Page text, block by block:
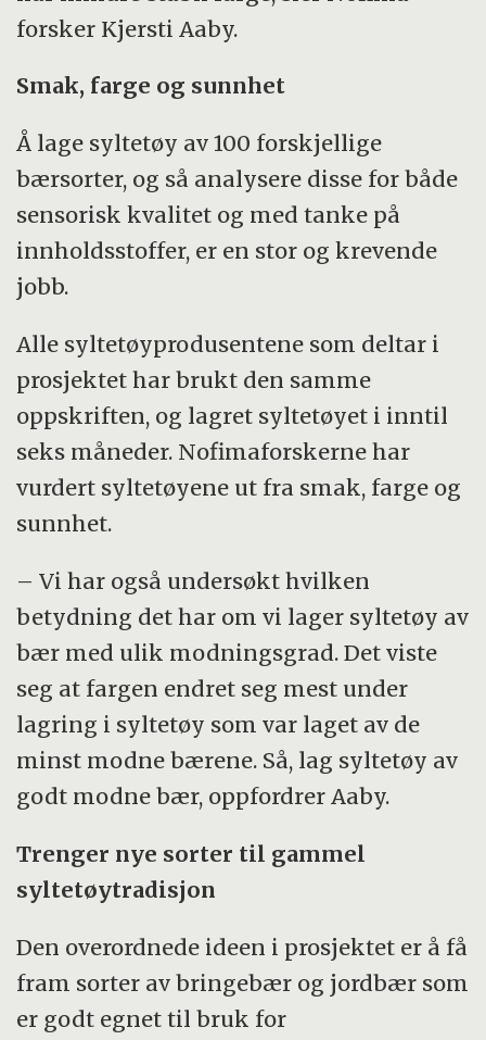
forsker Kjersti Aaby.
Smak, farge og sunnhet
Å lage syltetøy av 100 forskjellige
bærsorter, og så analysere disse for både
sensorisk kvalitet og med tanke på
innholdsstoffer, er en stor og krevende
jobb.
Alle syltetøyprodusentene som deltar i
prosjektet har brukt den samme
oppskriften, og lagret syltetøyet i inntil
seks måneder. Nofimaforskerne har
vurdert syltetøyene ut fra smak, farge og
sunnhet.
– Vi har også undersøkt hvilken
betydning det har om vi lager syltetøy av
bær med ulik modningsgrad. Det viste
seg at fargen endret seg mest under
lagring i syltetøy som var laget av de
minst modne bærene. Så, lag syltetøy av
godt modne bær, oppfordrer Aaby.
Trenger nye sorter til gammel
syltetøytradisjon
Den overordnede ideen i prosjektet er å få
fram sorter av bringebær og jordbær som
er godt egnet til bruk for